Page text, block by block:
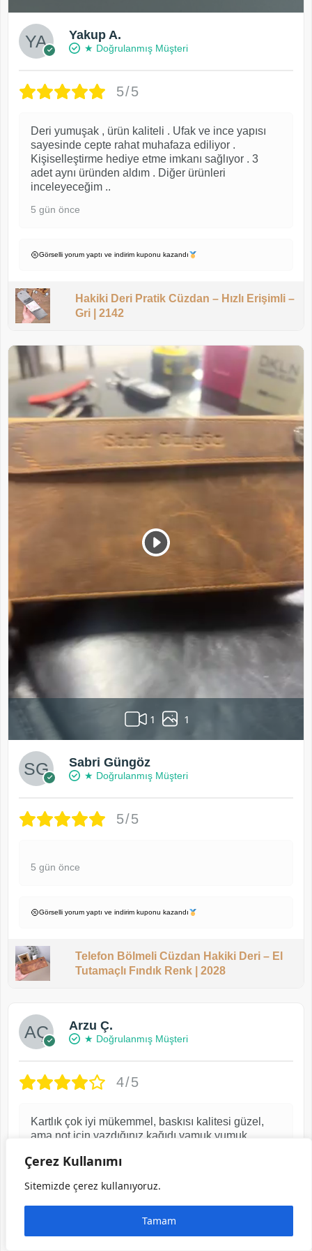
Çerez Kullanımı
Sitemizde çerez kullanıyoruz.
Tamam
Yakup A.
★ Doğrulanmış Müşteri
5/5
Deri yumuşak , ürün kaliteli . Ufak ve ince yapısı
sayesinde cepte rahat muhafaza ediliyor .
Kişiselleştirme hediye etme imkanı sağlıyor . 3
adet aynı üründen aldım . Diğer ürünleri
inceleyeceğim ..
5 gün önce
Görselli yorum yaptı ve indirim kuponu kazandı
Hakiki Deri Pratik Cüzdan – Hızlı Erişimli –
Gri | 2142
1 1
Sabri Güngöz
★ Doğrulanmış Müşteri
5/5
5 gün önce
Görselli yorum yaptı ve indirim kuponu kazandı
Telefon Bölmeli Cüzdan Hakiki Deri – El
Tutamaçlı Fındık Renk | 2028
Arzu Ç.
★ Doğrulanmış Müşteri
4/5
Kartlık çok iyi mükemmel, baskısı kalitesi güzel,
ama not için yazdığınız kağıdı yamuk yumuk
özenle olmasını isterdim.
2 ay önce